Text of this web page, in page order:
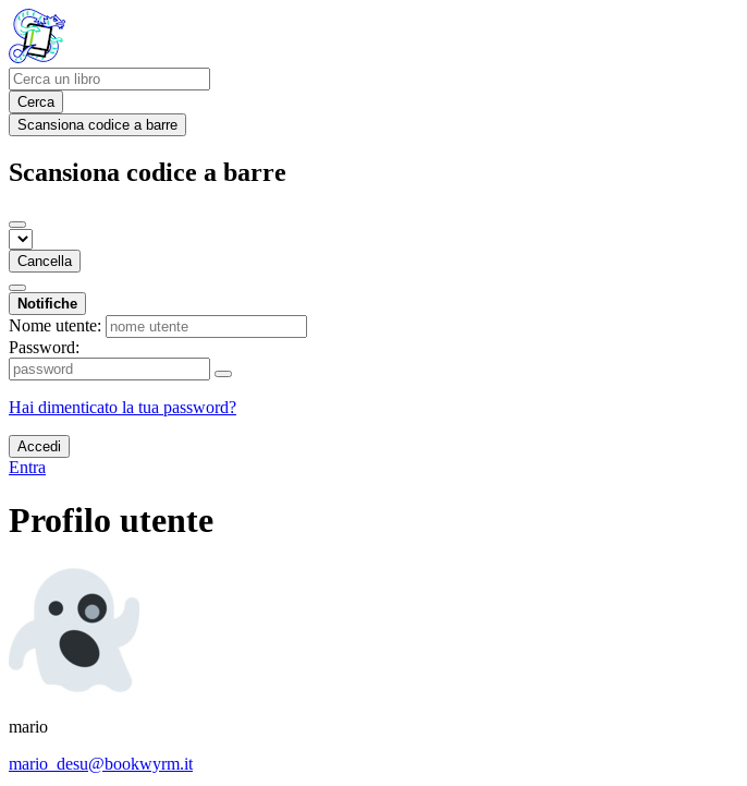
Cerca
Scansiona codice a barre
Scansiona codice a barre
Cancella
Notifiche
Nome utente:
Password:
Hai dimenticato la tua password?
Accedi
Entra
Profilo utente
mario
mario_desu@bookwyrm.it